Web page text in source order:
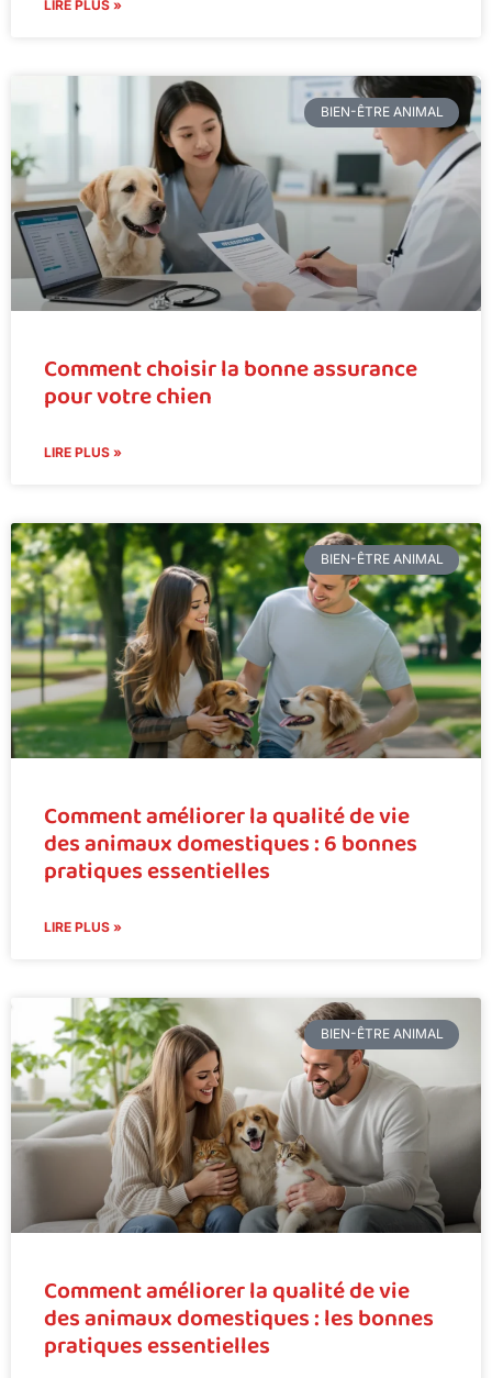
LIRE PLUS »
BIEN-ÊTRE ANIMAL
Comment choisir la bonne assurance
pour votre chien
LIRE PLUS »
BIEN-ÊTRE ANIMAL
Comment améliorer la qualité de vie
des animaux domestiques : 6 bonnes
pratiques essentielles
LIRE PLUS »
BIEN-ÊTRE ANIMAL
Comment améliorer la qualité de vie
des animaux domestiques : les bonnes
pratiques essentielles